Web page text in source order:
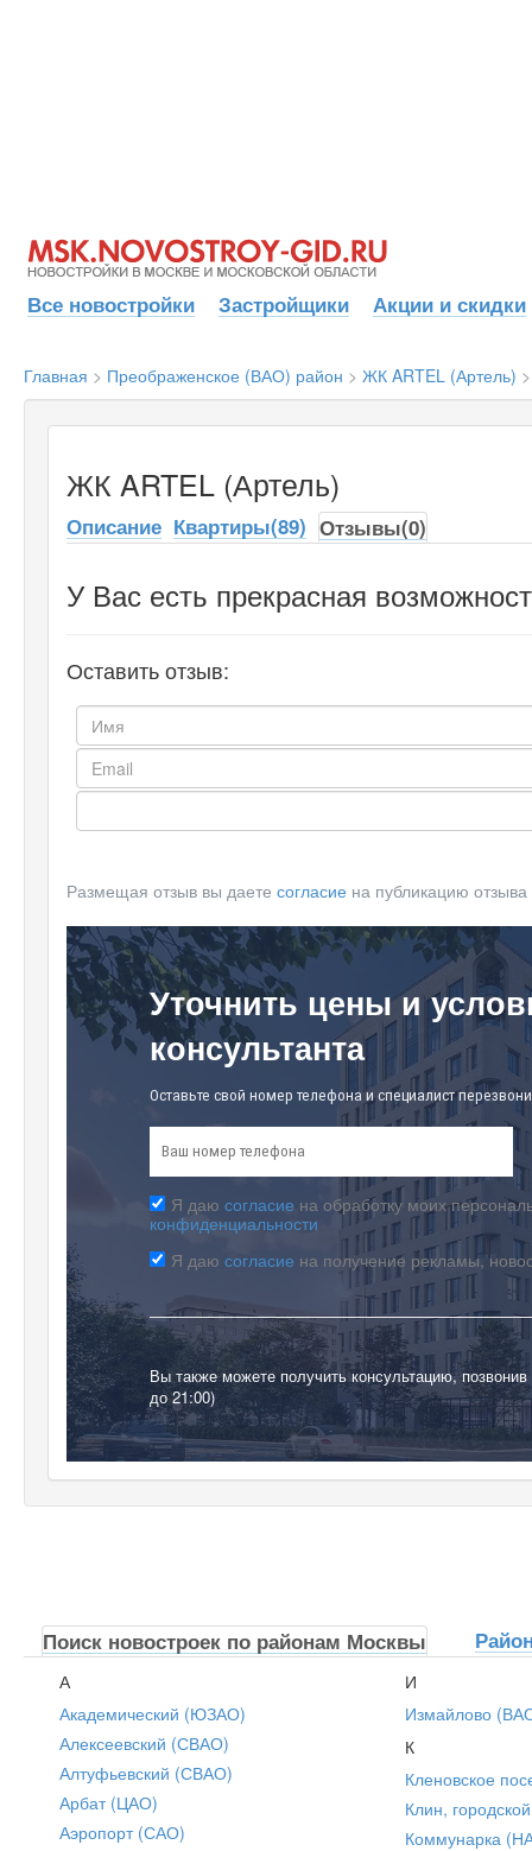
Все новостройки Застройщики Акции и скидки
Главная > Преображенское (ВАО) район > ЖК ARTEL (Артель)
ЖК ARTEL (Артель)
Описание Квартиры(89) Отзывы(0)
У Вас есть прекрасная
Оставить отзыв:
Размещая отзыв вы даете согласие на публикацию отзыва
Уточнить цены и
консультанта
Оставьте свой номер телефона и специалист
Я даю согласие на обработку моих
конфиденциальности
Я даю согласие на получение рекламы,
Вы также можете получить консультацию,
до 21:00)
Поиск новостроек по районам Москвы
А
Академический (ЮЗАО)
Алексеевский (СВАО)
Алтуфьевский (СВАО)
Арбат (ЦАО)
Аэропорт (САО)
И
Измайлово
К
Кленовское
Клин,
Коммунарка